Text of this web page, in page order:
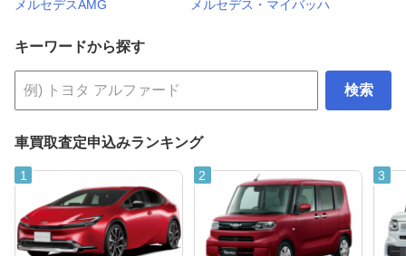
メルセデスAMG
メルセデス・マイバッハ
キーワードから探す
検索
車買取査定申込みランキング